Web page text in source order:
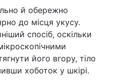
й обережно
до місця укусу.
спосіб, оскільки
його вгору, тіло
хоботок у шкірі.